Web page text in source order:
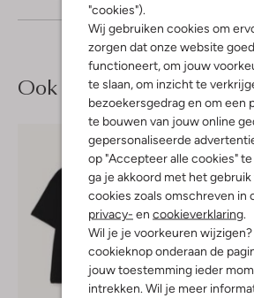
"cookies").
Wij gebruiken cookies om
zorgen dat onze website goed
functioneert, om jouw
te slaan, om inzicht te
bezoekersgedrag en om een
te bouwen van jouw online
gepersonaliseerde
op "Accepteer alle cookies"
ga je akkoord met het gebruik
cookies zoals omschreven in
privacy- en cookieverklaring.
Wil je je voorkeuren wijzigen?
cookieknop onderaan de
jouw toestemming ieder
intrekken. Wil je meer
Ook iets voor jou?